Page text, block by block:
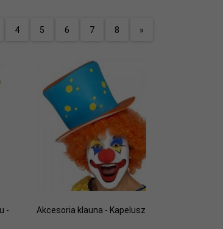
4 5 6 7 8 »
-
Akcesoria klauna - Kapelusz